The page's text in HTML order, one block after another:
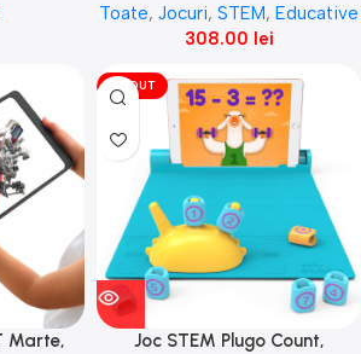
Toate, Jocuri, STEM, Educative
308.00 lei
Marte,
VÎNDUT
Joc STEM Plugo Count,